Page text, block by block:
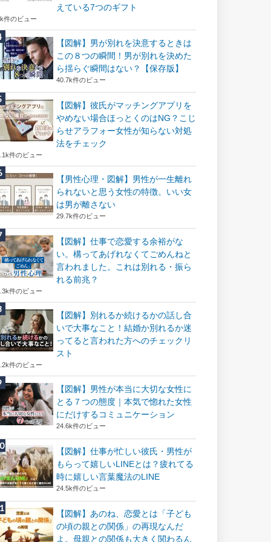
えている7つのギフト
件のビュー
【図解】男が別れを決意するときは
この８つの瞬間！男が別れを決めた
ら揺らぐ瞬間はない？【保存版】
40.7k件のビュー
【図解】彼氏がマッチングアプリを
やめない場合ほっとくのはNG？こじ
らせアラフォー女性が知らない対処
法をチェック
件のビュー
【男性心理・図解】男性が一生離れ
られないと思う女性の特徴。いい女
は男が離さない
29.7k件のビュー
【図解】仕事で恋愛する余裕がな
い。構ってあげれなくてごめんねと
言われました。これは別れる・振ら
れる前兆？
件のビュー
【図解】別れるか続けるかの話し合
いで大事なこと！結婚か別れるか迷
ってると言われた方へのチェックリ
スト
件のビュー
【図解】男性が本当に大切な女性に
とる７つの態度｜本気で惚れた女性
にだけするコミュニケーション
24.6k件のビュー
【図解】仕事が忙しい彼氏・男性が
もらって嬉しいLINEとは？疲れてる
時に嬉しい言葉魔法のLINE
24.5k件のビュー
【図解】あのね、恋愛とは「子ども
の頃の親との関係」の再現なんだ
よ。母親との関係も大きく関わるん